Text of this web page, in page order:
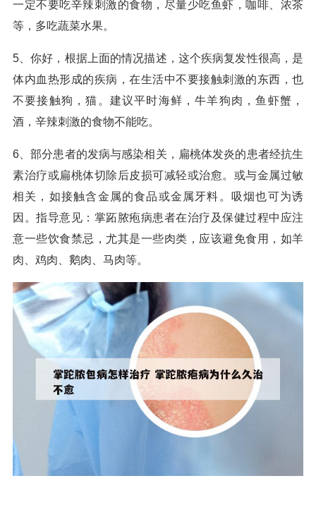
一定不要吃辛辣刺激的食物，尽量少吃鱼虾，咖啡、浓茶
等，多吃蔬菜水果。
5、你好，根据上面的情况描述，这个疾病复发性很高，是
体内血热形成的疾病，在生活中不要接触刺激的东西，也
不要接触狗，猫。建议平时海鲜，牛羊狗肉，鱼虾蟹，
酒，辛辣刺激的食物不能吃。
6、部分患者的发病与感染相关，扁桃体发炎的患者经抗生
素治疗或扁桃体切除后皮损可减轻或治愈。或与金属过敏
相关，如接触含金属的食品或金属牙料。吸烟也可为诱
因。指导意见：掌跖脓疱病患者在治疗及保健过程中应注
意一些饮食禁忌，尤其是一些肉类，应该避免食用，如羊
肉、鸡肉、鹅肉、马肉等。